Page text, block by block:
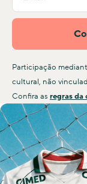
Participação
cultural, não
Confira as regras da